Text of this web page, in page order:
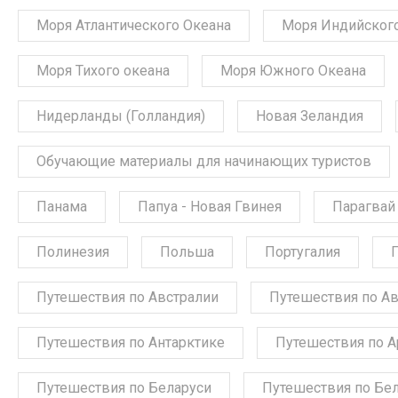
Моря Атлантического Океана Моря
Моря Тихого океана Моря Южного Океана
Нидерланды (Голландия) Новая Зеландия
Обучающие материалы для начинающих туристов
Панама Папуа - Новая Гвинея Парагвай
Полинезия Польша Португалия
Путешествия по Австралии Путешествия по
Путешествия по Антарктике Путешествия по
Путешествия по Беларуси Путешествия по